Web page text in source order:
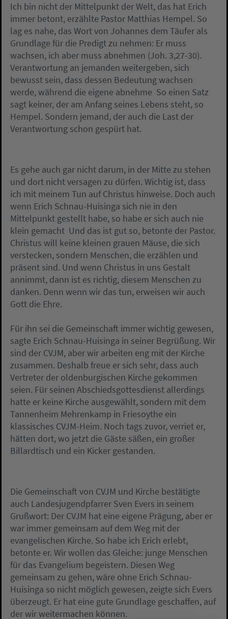
Ich bin nicht der Mittelpunkt der Welt, das hat Erich
immer betont, erzählte Pastor Matthias Hempel. So
lag es nahe, das Wort von Johannes dem Täufer als
Grundlage für die Predigt zu nehmen: Er muss
wachsen, ich aber muss abnehmen (Joh. 3,27-30).
Verantwortung an jemanden weitergeben, sich
bewusst sein, dass dessen Bedeutung wachsen
werde, während die eigene abnehme  So einen Satz
sagt keiner, der am Anfang seines Lebens steht, so
Hempel. Sondern jemand, der auch die Last der
Verantwortung schon gespürt hat.
Es gehe auch gar nicht darum, in der Mitte zu stehen
und dort nicht versagen zu dürfen. Wichtig ist, dass
ich mit meinem Tun auf Christus hinweise. Doch auch
wenn Erich Schnau-Huisinga sich nie in den
Mittelpunkt gestellt habe, so habe er sich auch nie
klein gemacht  Und das ist gut so, betonte der Pastor.
Christus will keine kleinen grauen Mäuse, die sich
verstecken, sondern Menschen, die erzählen und
präsent sind. Und wenn Christus in uns Gestalt
annimmt, dann ist es richtig, diesem Menschen zu
danken. Denn wenn wir das tun, erweisen wir auch
Gott die Ehre.
Für ihn sei die Gemeinschaft immer wichtig gewesen,
sagte Erich Schnau-Huisinga in seiner Begrüßung. Wir
sind der CVJM, aber wir arbeiten eng mit der Kirche
zusammen. Deshalb freue er sich sehr, dass auch
Vertreter der oldenburgischen Kirche gekommen
seien. Für seinen Abschiedsgottesdienst allerdings
hatte er keine Kirche ausgewählt, sondern mit dem
Tannenheim Mehrenkamp in Friesoythe ein
klassisches CVJM-Heim. Noch tags zuvor, verriet er,
hätten dort, wo jetzt die Gäste säßen, ein großer
Billardtisch und ein Kicker gestanden.
Die Gemeinschaft von CVJM und Kirche bestätigte
auch Landesjugendpfarrer Sven Evers in seinem
Grußwort: Der CVJM hat eine eigene Prägung, aber er
war immer gemeinsam auf dem Weg mit der
evangelischen Kirche. So habe ich Erich erlebt,
betonte er. Wir wollen das Gleiche: junge Menschen
für das Evangelium begeistern. Diesen Weg
gemeinsam zu gehen, wäre ohne Erich Schnau-
Huisinga so nicht möglich gewesen, zeigte sich Evers
überzeugt. Er hat eine gute Grundlage geschaffen, auf
der wir weitermachen können.